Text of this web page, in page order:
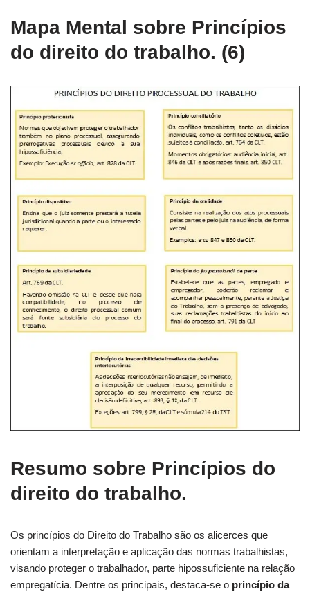
Mapa Mental sobre Princípios
do direito do trabalho. (6)
Resumo sobre Princípios do
direito do trabalho.
Os princípios do Direito do Trabalho são os alicerces que
orientam a interpretação e aplicação das normas trabalhistas,
visando proteger o trabalhador, parte hipossuficiente na relação
empregatícia. Dentre os principais, destaca-se o princípio da